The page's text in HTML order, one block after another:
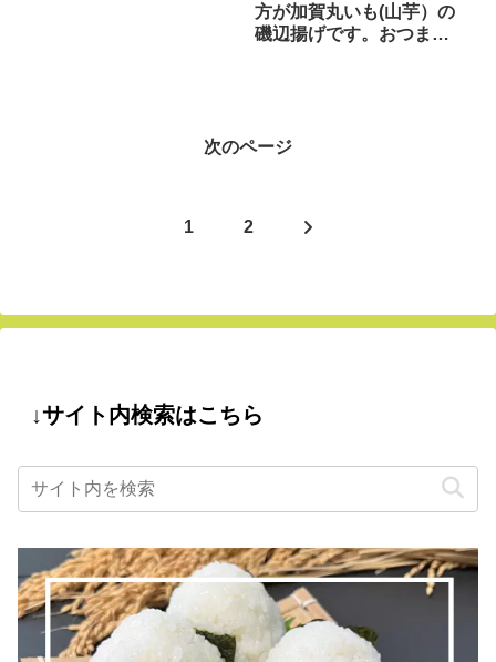
方が加賀丸いも(山芋）の
磯辺揚げです。おつまみ
次のページ
1 2 次
↓サイト内検索はこちら